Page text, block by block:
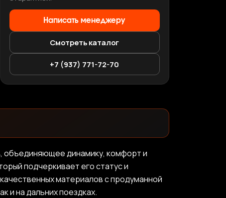
Написать менеджеру
Смотреть каталог
+7 (937) 771-72-70
объединяющее динамику, комфорт и
подчеркивает его статус и
материалов с продуманной
и на дальних поездках.